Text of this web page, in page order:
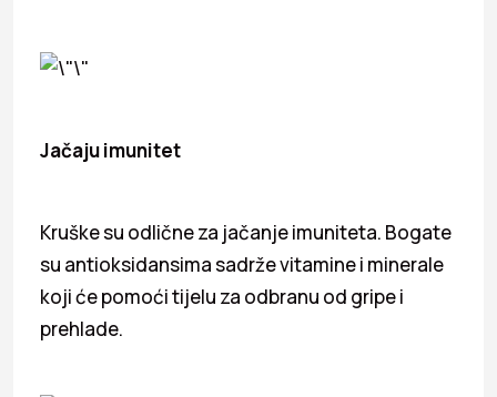
Jačaju imunitet
Kruške su odlične za jačanje imuniteta. Bogate
su antioksidansima sadrže vitamine i minerale
koji će pomoći tijelu za odbranu od gripe i
prehlade.